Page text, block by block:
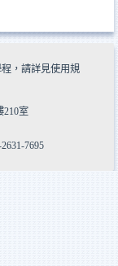
，請詳見使用規
210室
7695